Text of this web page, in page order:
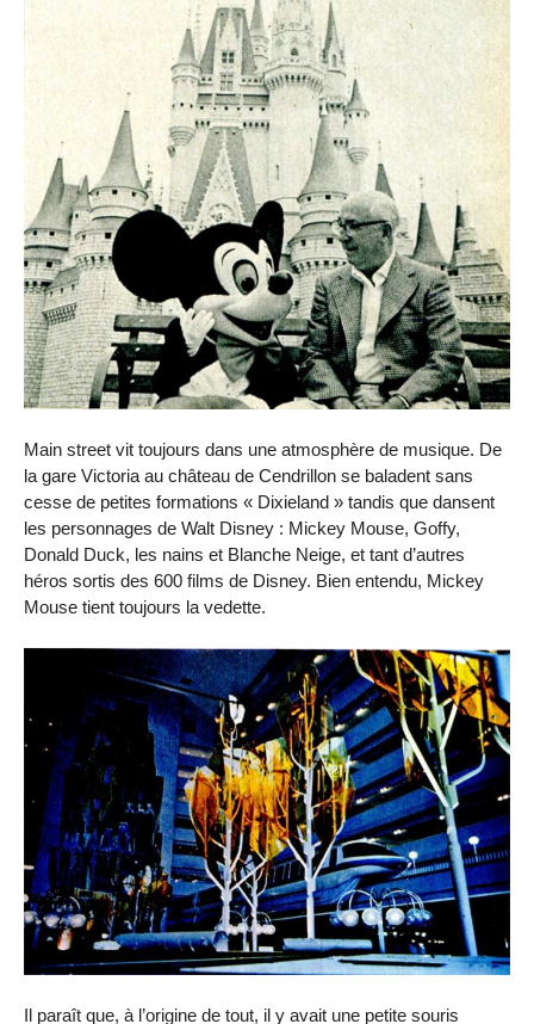
Main street vit toujours dans une atmosphère de musique. De
la gare Victoria au château de Cendrillon se baladent sans
cesse de petites formations « Dixieland » tandis que dansent
les personnages de Walt Disney : Mickey Mouse, Goffy,
Donald Duck, les nains et Blanche Neige, et tant d’autres
héros sortis des 600 films de Disney. Bien entendu, Mickey
Mouse tient toujours la vedette.
Il paraît que, à l’origine de tout, il y avait une petite souris